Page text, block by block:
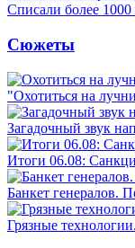
Списали более
Сюжеты
"Охотиться на
Загадочный звук
Итоги 06.08:
Банкет генералов.
Грязные